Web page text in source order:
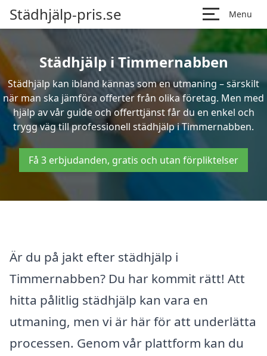
Städhjälp-pris.se Menu
Städhjälp i Timmernabben
Städhjälp kan ibland kännas som en utmaning – särskilt
när man ska jämföra offerter från olika företag. Men med
hjälp av vår guide och offerttjänst får du en enkel och
trygg väg till professionell städhjälp i Timmernabben.
Få 3 erbjudanden, gratis och utan förpliktelser
Är du på jakt efter städhjälp i
Timmernabben? Du har kommit rätt! Att
hitta pålitlig städhjälp kan vara en
utmaning, men vi är här för att underlätta
processen. Genom vår plattform kan du